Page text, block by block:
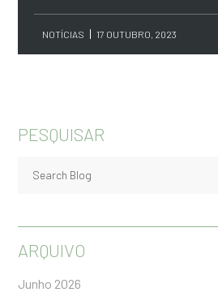
NOTÍCIAS 17 OUTUBRO, 2023
PESQUISAR
ARQUIVO
Junho 2026